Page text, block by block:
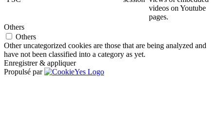
videos on Youtube
pages.
Others
Others
Other uncategorized cookies are those that are being analyzed and
have not been classified into a category as yet.
Enregistrer & appliquer
Propulsé par